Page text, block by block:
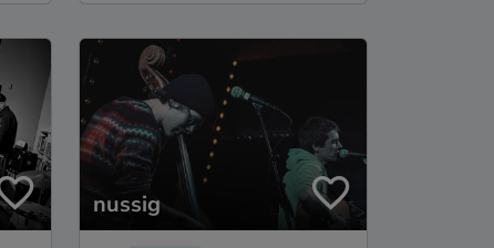
nussig